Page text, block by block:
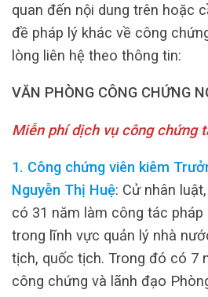
quan đến nội dung trên hoặc
đề pháp lý khác về công
lòng liên hệ theo thông tin:
VĂN PHÒNG CÔNG CHỨNG
Miễn phí dịch vụ công chứng
1. Công chứng viên kiêm
Nguyễn Thị Huệ: Cử nhân
có 31 năm làm công tác pháp
trong lĩnh vực quản lý nhà
tịch, quốc tịch. Trong đó có 7
công chứng và lãnh đạo